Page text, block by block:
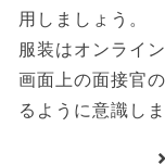
用しましょう。
服装はオンライ
画面上の面接官
るように意識し